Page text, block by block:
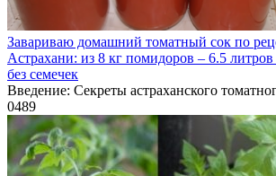
Завариваю домашний томатный сок по
Астрахани: из 8 кг помидоров – 6.5 литров
без семечек
Введение: Секреты астраханского
0489